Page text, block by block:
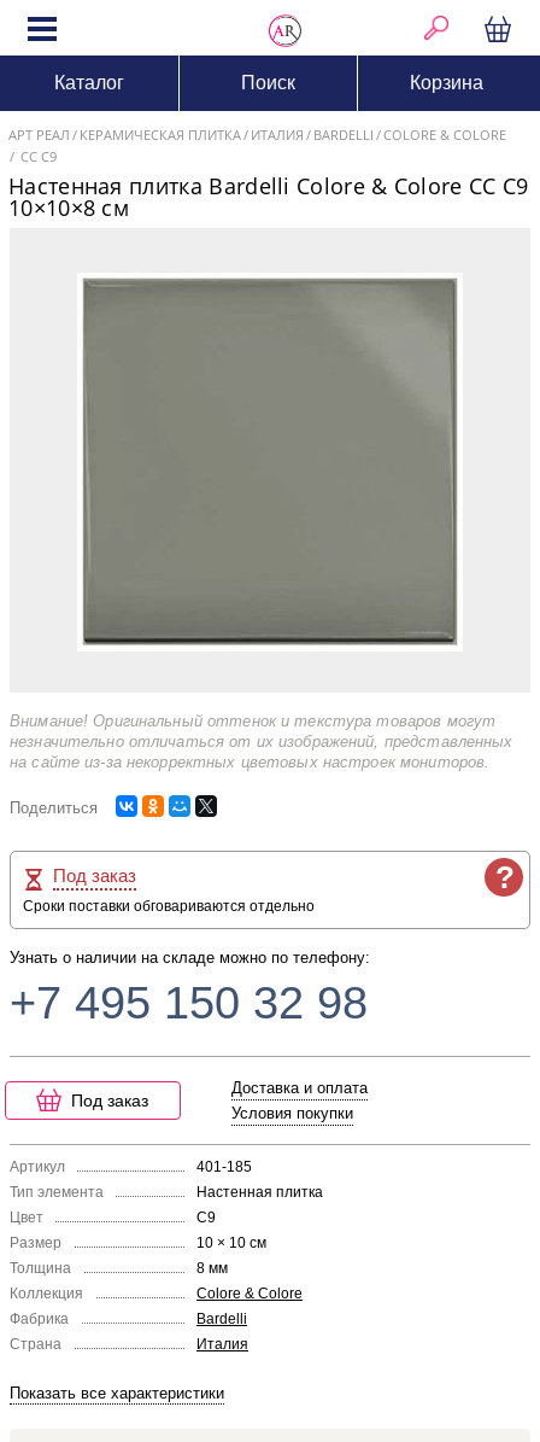
Каталог Поиск Корзина
АРТ РЕАЛ КЕРАМИЧЕСКАЯ ПЛИТКА ИТАЛИЯ BARDELLI COLORE & COLORE
CC C9
Настенная плитка Bardelli Colore & Colore CC C9
10×10×8 см
Внимание! Оригинальный оттенок и текстура товаров могут
незначительно отличаться от их изображений, представленных
на сайте из-за некорректных цветовых настроек мониторов.
Поделиться
?
Под заказ
Сроки поставки обговариваются отдельно
Узнать о наличии на складе можно по телефону:
+7 495 150 32 98
Под заказ
Доставка и оплата
Условия покупки
Артикул
401-185
Тип элемента
Настенная плитка
Цвет
C9
Размер
10 × 10 см
Толщина
8 мм
Коллекция
Colore & Colore
Фабрика
Bardelli
Страна
Италия
Показать все характеристики